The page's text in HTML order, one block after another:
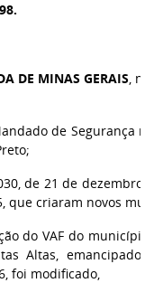
DE MINAS GERAIS,
de Segurança nº
de 21 de dezembro
que criaram novos
do VAF do município
Altas, emancipado
foi modificado,